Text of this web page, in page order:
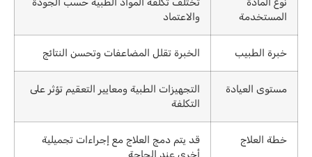
نوع المادة
المستخدمة
تختلف تكلفة المواد الطبية حسب الجودة
والاعتماد
خبرة الطبيب الخبرة تقلل المضاعفات وتحسن النتائج
مستوى العيادة
التجهيزات الطبية ومعايير التعقيم تؤثر على
التكلفة
خطة العلاج
قد يتم دمج العلاج مع إجراءات تجميلية